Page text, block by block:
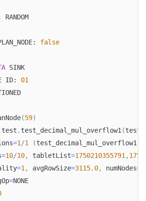
false
ID:
01
(59)
. test_decimal_mul_overflow1 (
=1 /1 (test_decimal_mul_overflow1
=10/10, tabletList=1750210355791 ,
=1 , avgRowSize=3115.0, numNodes=
=